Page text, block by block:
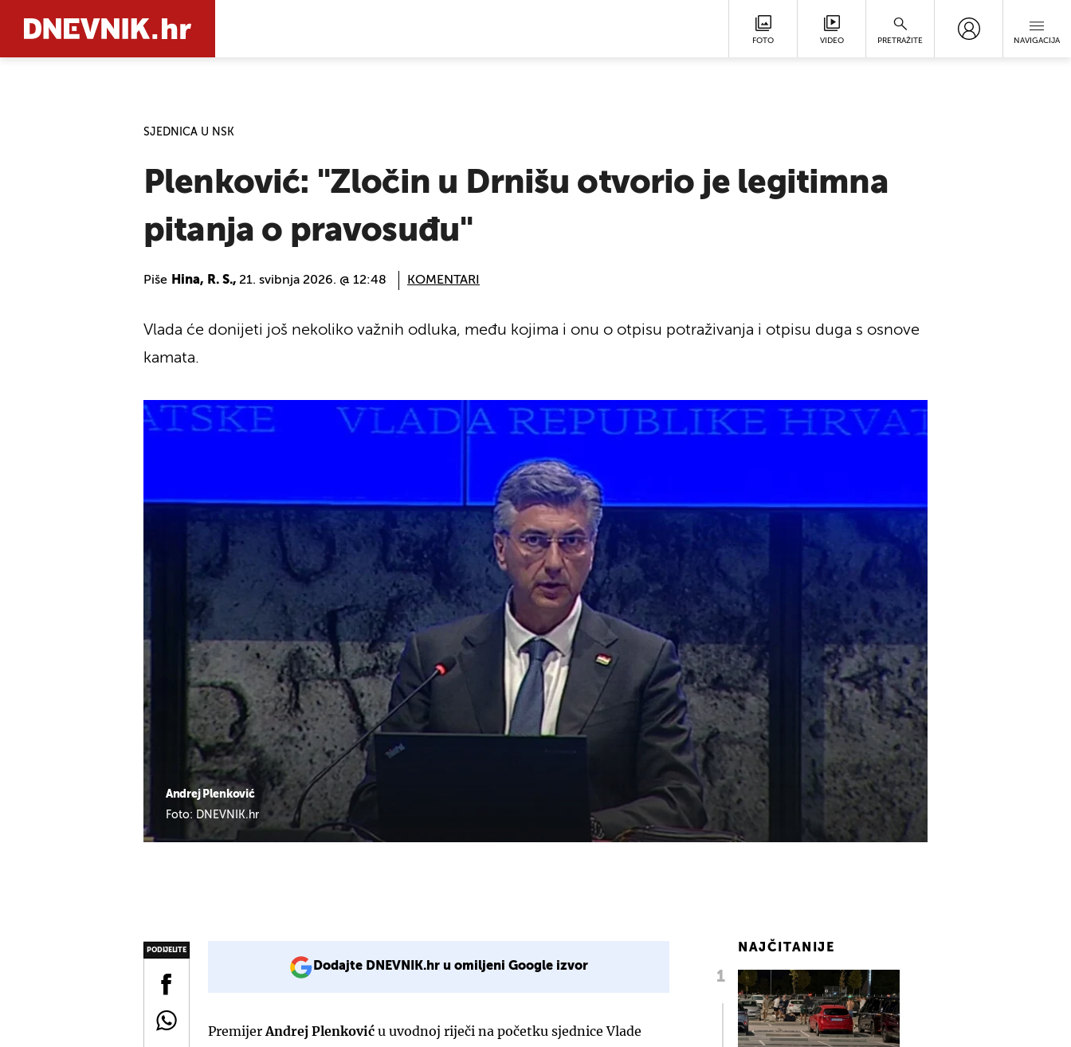
FOTO VIDEO PRETRAŽITE NAVIGACIJA
SJEDNICA U NSK
Plenković: "Zločin u Drnišu otvorio je legitimna
pitanja o pravosuđu"
Piše Hina, R. S., 21. svibnja 2026. @ 12:48 KOMENTARI
Andrej Plenković
Foto: DNEVNIK.hr
Vlada će donijeti još nekoliko važnih odluka, među kojima i onu o otpisu potraživanja i otpisu duga s osnove
kamata.
PODIJELITE
Dodajte DNEVNIK.hr u omiljeni Google izvor
Premijer Andrej Plenković u uvodnoj riječi na početku sjednice Vlade
NAJČITANIJE